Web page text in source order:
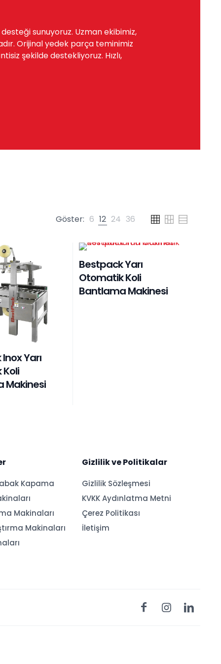
sunuyoruz. Uzman ekibimiz,
Orijinal yedek parça teminimiz
şekilde destekliyoruz. Hızlı,
Göster: 6 12 24 36
Yarı
Makinesi
Bestpack Yarı
Otomatik Koli
Bantlama Makinesi
Kapama
Makinaları
Makinaları
Gizlilik ve Politikalar
Gizlilik Sözleşmesi
KVKK Aydınlatma Metni
Çerez Politikası
İletişim